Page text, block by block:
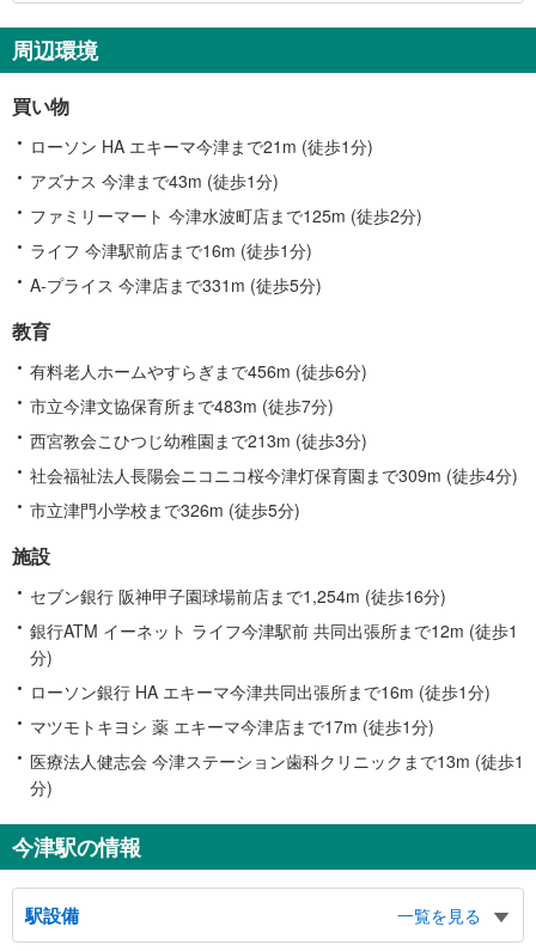
す
る
報
周辺環境
買い物
ローソン HA エキーマ今津まで21m (徒歩1分)
アズナス 今津まで43m (徒歩1分)
ファミリーマート 今津水波町店まで125m (徒歩2分)
ライフ 今津駅前店まで16m (徒歩1分)
A-プライス 今津店まで331m (徒歩5分)
教育
有料老人ホームやすらぎまで456m (徒歩6分)
市立今津文協保育所まで483m (徒歩7分)
西宮教会こひつじ幼稚園まで213m (徒歩3分)
社会福祉法人長陽会ニコニコ桜今津灯保育園まで309m (徒歩4分)
市立津門小学校まで326m (徒歩5分)
施設
セブン銀行 阪神甲子園球場前店まで1,254m (徒歩16分)
銀行ATM イーネット ライフ今津駅前 共同出張所まで12m (徒歩1
分)
ローソン銀行 HA エキーマ今津共同出張所まで16m (徒歩1分)
マツモトキヨシ 薬 エキーマ今津店まで17m (徒歩1分)
医療法人健志会 今津ステーション歯科クリニックまで13m (徒歩1
分)
今津駅の情報
駅設備
一覧を見る